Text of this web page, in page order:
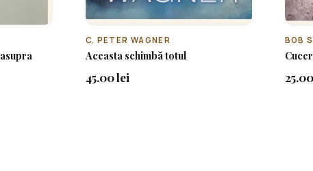
C. PETER WAGNER
Aceasta schimbă totul
45.00 lei
BOB